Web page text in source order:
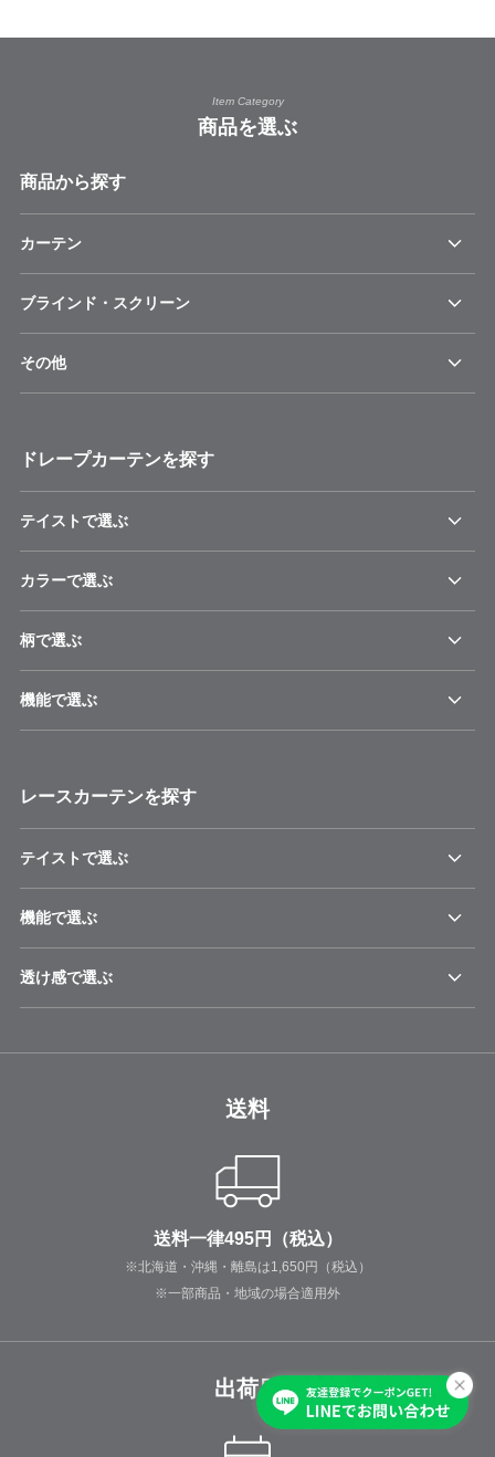
Item Category
商品を選ぶ
商品から探す
カーテン
ブラインド・スクリーン
その他
ドレープカーテンを探す
テイストで選ぶ
カラーで選ぶ
柄で選ぶ
機能で選ぶ
レースカーテンを探す
テイストで選ぶ
機能で選ぶ
透け感で選ぶ
送料
送料一律495円（税込）
※北海道・沖縄・離島は1,650円（税込）
※一部商品・地域の場合適用外
出荷日